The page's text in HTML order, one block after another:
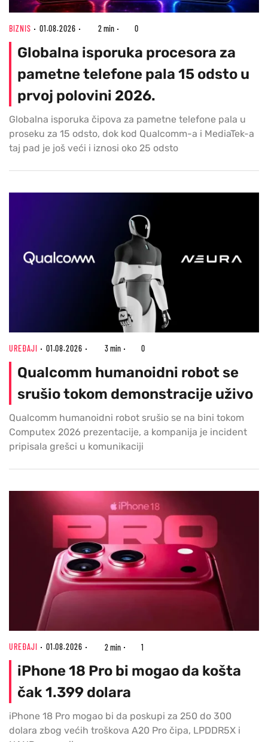
BIZNIS 01.08.2026 2 min 0
Globalna isporuka procesora za
pametne telefone pala 15 odsto u
prvoj polovini 2026.
Globalna isporuka čipova za pametne telefone pala u
proseku za 15 odsto, dok kod Qualcomm-a i MediaTek-a
taj pad je još veći i iznosi oko 25 odsto
UREĐAJI 01.08.2026 3 min 0
Qualcomm humanoidni robot se
srušio tokom demonstracije uživo
Qualcomm humanoidni robot srušio se na bini tokom
Computex 2026 prezentacije, a kompanija je incident
pripisala grešci u komunikaciji
UREĐAJI 01.08.2026 2 min 1
iPhone 18 Pro bi mogao da košta
čak 1.399 dolara
iPhone 18 Pro mogao bi da poskupi za 250 do 300
dolara zbog većih troškova A20 Pro čipa, LPDDR5X i